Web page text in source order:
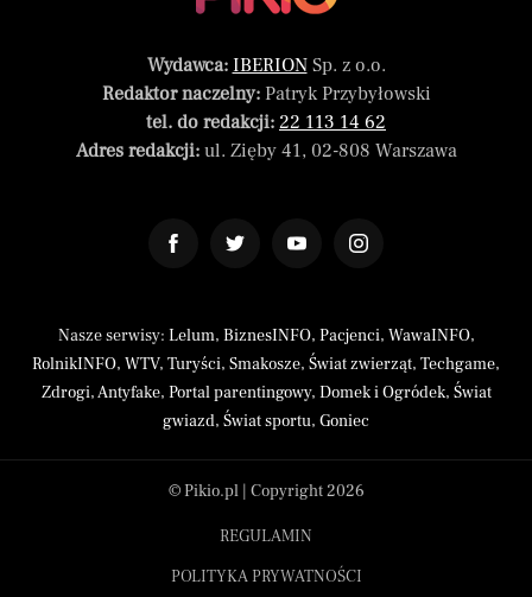
Wydawca: IBERIONSp. z o.o.
Redaktor naczelny:Patryk Przybyłowski
tel. do redakcji: 22 113 14 62
Adres redakcji:ul. Zięby 41, 02-808 Warszawa
Nasze serwisy: Lelum, BiznesINFO, Pacjenci, WawaINFO,
RolnikINFO, WTV, Turyści, Smakosze, Świat zwierząt, Techgame,
Zdrogi,Antyfake, Portal parentingowy, Domek i Ogródek, Świat
gwiazd, Świat sportu, Goniec
© Pikio.pl | Copyright 2026
REGULAMIN
POLITYKA PRYWATNOŚCI